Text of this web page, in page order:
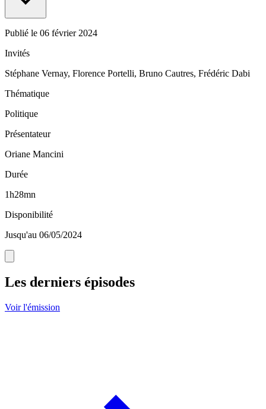
Publié le 06 février 2024
Invités
Stéphane Vernay, Florence Portelli, Bruno Cautres, Frédéric Dabi
Thématique
Politique
Présentateur
Oriane Mancini
Durée
1h28mn
Disponibilité
Jusqu'au 06/05/2024
Les derniers épisodes
Voir l'émission